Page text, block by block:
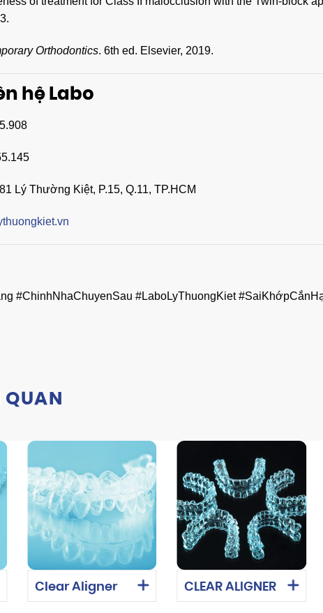
Orthodontics. 6th ed. Elsevier, 2019.
hệ Labo
Lý Thường Kiệt, P.15, Q.11, TP.HCM
#ChinhNhaChuyenSau #LaboLyThuongKiet
QUAN
Clear Aligner CLEAR ALIGNER